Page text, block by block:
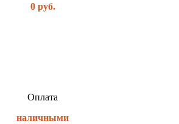
0 руб.
Оплата
наличными